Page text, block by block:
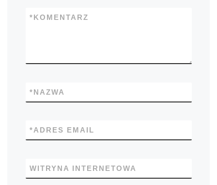
KOMENTARZ
*
NAZWA
*
ADRES EMAIL
*
WITRYNA INTERNETOWA